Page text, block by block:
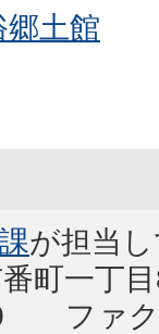
郷土館
が担当
町一丁
ファク